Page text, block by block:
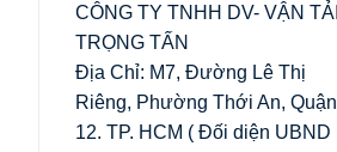
CÔNG TY TNHH DV- VẬN TẢI
TRỌNG TẤN
Địa Chỉ: M7, Đường Lê Thị
Riêng, Phường Thới An, Quận
12. TP. HCM ( Đối diện UBND